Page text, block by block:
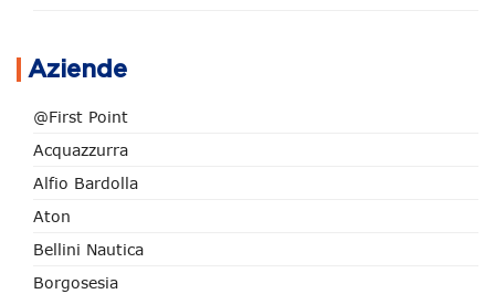
Aziende
@First Point
Acquazzurra
Alfio Bardolla
Aton
Bellini Nautica
Borgosesia